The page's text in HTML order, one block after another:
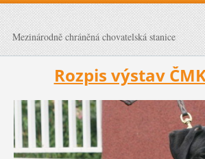
Mezinárodně chráněná chovatelská stanice
Rozpis výstav